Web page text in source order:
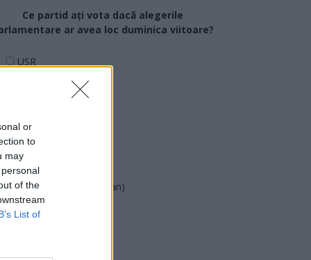
or
to
may
of the
List of
Ce partid ați vota dacă alegerile
ar avea loc duminica viitoare?
USR
AUR
UDMR
PMP (Tomac)
Forța Dreptei (L. Orban)
PNȚMM